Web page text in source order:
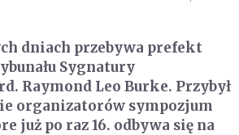
dniach przebywa prefekt
Sygnatury
Raymond Leo Burke. Przybył
organizatorów sympozjum
już po raz 16. odbywa się na